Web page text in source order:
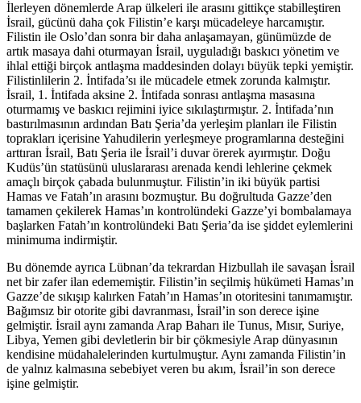
İlerleyen dönemlerde Arap ülkeleri ile arasını gittikçe stabilleştiren
İsrail, gücünü daha çok Filistin’e karşı mücadeleye harcamıştır.
Filistin ile Oslo’dan sonra bir daha anlaşamayan, günümüzde de
artık masaya dahi oturmayan İsrail, uyguladığı baskıcı yönetim ve
ihlal ettiği birçok antlaşma maddesinden dolayı büyük tepki yemiştir.
Filistinlilerin 2. İntifada’sı ile mücadele etmek zorunda kalmıştır.
İsrail, 1. İntifada aksine 2. İntifada sonrası antlaşma masasına
oturmamış ve baskıcı rejimini iyice sıkılaştırmıştır. 2. İntifada’nın
bastırılmasının ardından Batı Şeria’da yerleşim planları ile Filistin
toprakları içerisine Yahudilerin yerleşmeye programlarına desteğini
arttıran İsrail, Batı Şeria ile İsrail’i duvar örerek ayırmıştır. Doğu
Kudüs’ün statüsünü uluslararası arenada kendi lehlerine çekmek
amaçlı birçok çabada bulunmuştur. Filistin’in iki büyük partisi
Hamas ve Fatah’ın arasını bozmuştur. Bu doğrultuda Gazze’den
tamamen çekilerek Hamas’ın kontrolündeki Gazze’yi bombalamaya
başlarken Fatah’ın kontrolündeki Batı Şeria’da ise şiddet eylemlerini
minimuma indirmiştir.
Bu dönemde ayrıca Lübnan’da tekrardan Hizbullah ile savaşan İsrail
net bir zafer ilan edememiştir. Filistin’in seçilmiş hükümeti Hamas’ın
Gazze’de sıkışıp kalırken Fatah’ın Hamas’ın otoritesini tanımamıştır.
Bağımsız bir otorite gibi davranması, İsrail’in son derece işine
gelmiştir. İsrail aynı zamanda Arap Baharı ile Tunus, Mısır, Suriye,
Libya, Yemen gibi devletlerin bir bir çökmesiyle Arap dünyasının
kendisine müdahalelerinden kurtulmuştur. Aynı zamanda Filistin’in
de yalnız kalmasına sebebiyet veren bu akım, İsrail’in son derece
işine gelmiştir.